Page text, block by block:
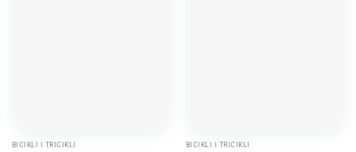
BICIKLI I TRICIKLI BICIKLI I TRICIKLI